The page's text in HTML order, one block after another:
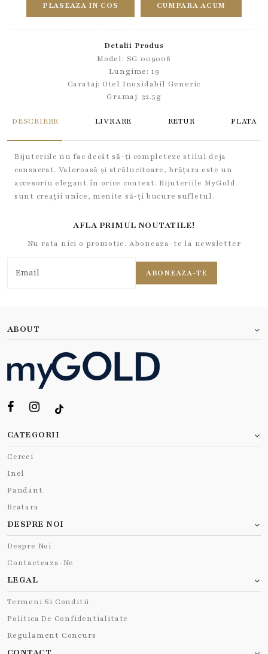
PLASEAZA IN COS CUMPARA ACUM
Detalii Produs
Model: SG.009006
Lungime: 19
Carataj: Otel Inoxidabil Generic
Gramaj: 32.5g
DESCRIERE LIVRARE RETUR PLATA
Bijuteriile nu fac decât să-ți completeze stilul deja
consacrat. Valoroasă și strălucitoare, brățara este un
accesoriu elegant în orice context. Bijuteriile MyGold
sunt creații unice, menite să-ți bucure sufletul.
AFLA PRIMUL NOUTATILE!
Nu rata nici o promotie. Aboneaza-te la newsletter
ABONEAZA-TE
ABOUT
CATEGORII
Cercei
Inel
Pandant
Bratara
DESPRE NOI
Despre Noi
Contacteaza-Ne
LEGAL
Termeni Si Conditii
Politica De Confidentialitate
Regulament Concurs